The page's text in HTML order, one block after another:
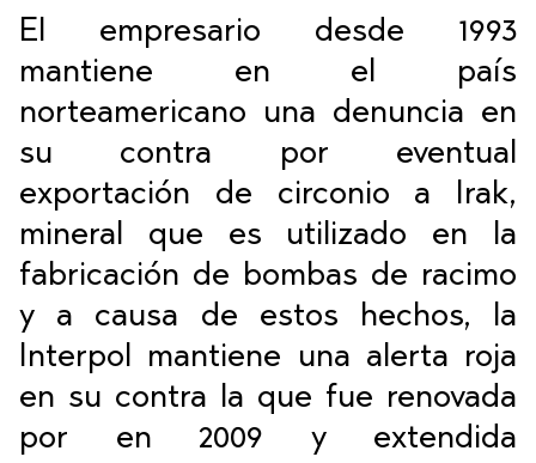
El empresario desde 1993
mantiene en el país
norteamericano una denuncia en
su contra por eventual
exportación de circonio a Irak,
mineral que es utilizado en la
fabricación de bombas de racimo
y a causa de estos hechos, la
Interpol mantiene una alerta roja
en su contra la que fue renovada
por en 2009 y extendida